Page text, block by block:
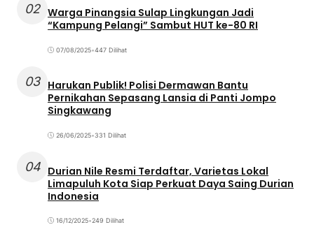
02 Warga Pinangsia Sulap Lingkungan Jadi
“Kampung Pelangi” Sambut HUT ke-80 RI
07/08/2025•447 Dilihat
03 Harukan Publik! Polisi Dermawan Bantu
Pernikahan Sepasang Lansia di Panti Jompo
Singkawang
26/06/2025•331 Dilihat
04 Durian Nile Resmi Terdaftar, Varietas Lokal
Limapuluh Kota Siap Perkuat Daya Saing Durian
Indonesia
16/12/2025•249 Dilihat